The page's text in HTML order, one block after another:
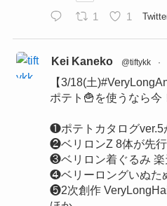
1 1
Kei Kaneko @tiftykk ·
【3/18(土
ポテト🍟を使うなら今
❶ポテトカタログver.5
❷ベリロンZ 8体が先
❸ベリロン着ぐるみ 楽
❹ベリーロングいぬた
❺2次創作